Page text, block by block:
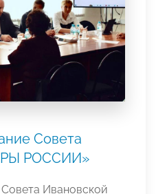
Совета
РОССИИ»
Совета Ивановской